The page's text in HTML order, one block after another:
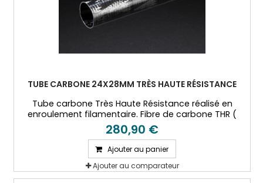
TUBE CARBONE 24X28MM TRÈS HAUTE RÉSISTANCE
Tube carbone Très Haute Résistance réalisé en
enroulement filamentaire. Fibre de carbone THR (
T800) et résine époxy.
280,90 €
Ajouter au panier
Ajouter au comparateur